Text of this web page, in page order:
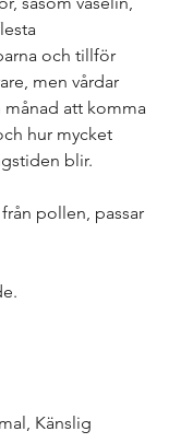
och tillför
men vårdar
månad att komma
hur mycket
blir.
pollen, passar
Känslig